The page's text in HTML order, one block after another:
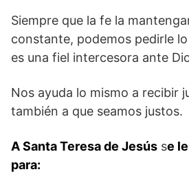
Siempre que la fe la
constante, podemos pedirle
es una fiel intercesora ante
Nos ayuda lo mismo a recibir
también a que seamos justos.
A Santa Teresa de Jesús se
para: